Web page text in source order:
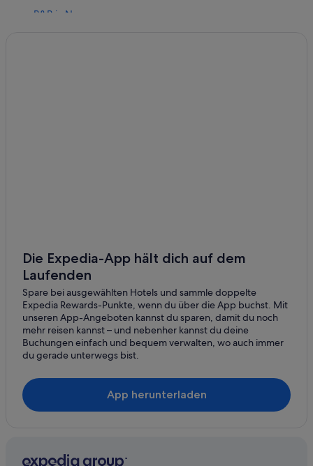
B&B in Napa
Hotels nahe Terra-Firma-Gallerie
Hotels nahe The Donum Estate
Hotels nahe Weingut Darioush Winery
Hotels nahe Weingut Silver Oak Napa Valley Winery
Die Expedia-App hält dich auf dem
Laufenden
Spare bei ausgewählten Hotels und sammle doppelte
Expedia Rewards-Punkte, wenn du über die App buchst. Mit
unseren App-Angeboten kannst du sparen, damit du noch
mehr reisen kannst – und nebenher kannst du deine
Buchungen einfach und bequem verwalten, wo auch immer
du gerade unterwegs bist.
App herunterladen